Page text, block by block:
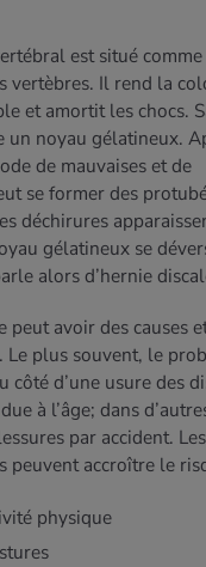
est situé
vertèbres. Il rend la
et amortit les chocs.
un noyau gélatineux.
de mauvaises et de
se former des
déchirures
gélatineux se
alors d’hernie
peut avoir des causes
Le plus souvent, le
côté d’une usure des
à l’âge; dans
par accident. Les
peuvent accroître le
physique